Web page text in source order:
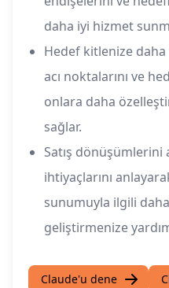
daha iyi hizmet
Hedef kitlenize daha
acı noktalarını ve
onlara daha
sağlar.
Satış dönüşümlerini
ihtiyaçlarını
sunumuyla ilgili
geliştirmenize
Claude'u dene